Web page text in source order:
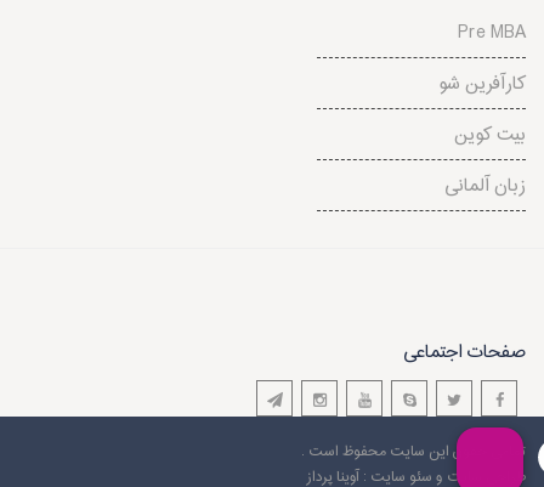
Pre MBA
کارآفرین شو
بیت کوین
زبان آلمانی
صفحات اجتماعی
تمامی حقوق این سایت محفوظ است .
طراحی سایت و سئو سایت : آوینا پرداز